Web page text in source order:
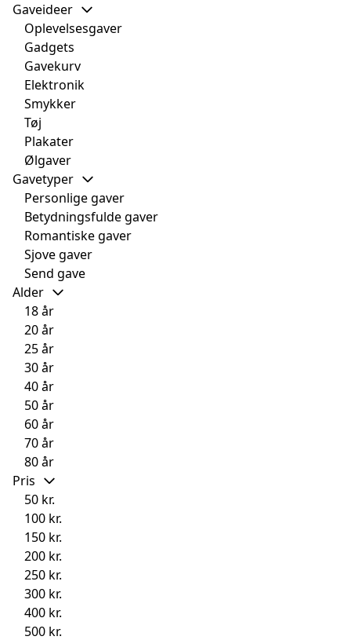
Gaveideer
Oplevelsesgaver
Gadgets
Gavekurv
Elektronik
Smykker
Tøj
Plakater
Ølgaver
Gavetyper
Personlige gaver
Betydningsfulde gaver
Romantiske gaver
Sjove gaver
Send gave
Alder
18 år
20 år
25 år
30 år
40 år
50 år
60 år
70 år
80 år
Pris
50 kr.
100 kr.
150 kr.
200 kr.
250 kr.
300 kr.
400 kr.
500 kr.